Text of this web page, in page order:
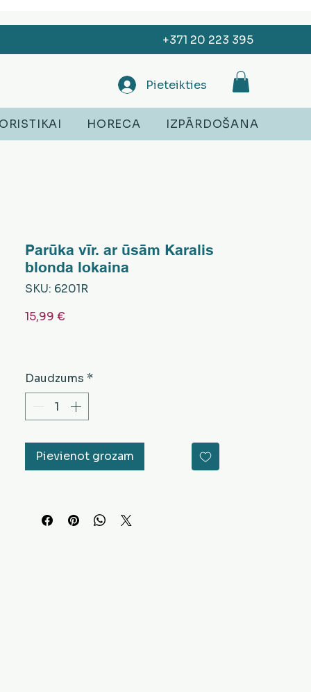
+371 20 223 395
Pieteikties
HORECA IZPĀRDOŠANA
Parūka vīr. ar ūsām Karalis
blonda lokaina
SKU: 6201R
15,99 €
Daudzums *
Pievienot grozam